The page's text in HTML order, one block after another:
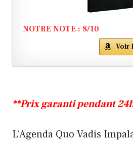
NOTRE NOTE : 8/10
Voir
**Prix garanti pendant
L’Agenda Quo Vadis